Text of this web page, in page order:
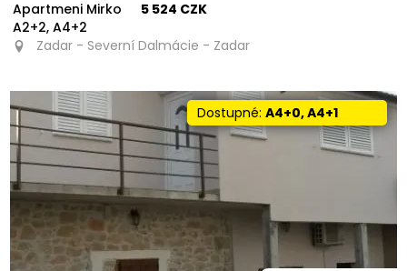
Apartmeni Mirko
A2+2, A4+2
5 524 CZK
Zadar - Severní Dalmácie - Zadar
Dostupné:A4+0, A4+1